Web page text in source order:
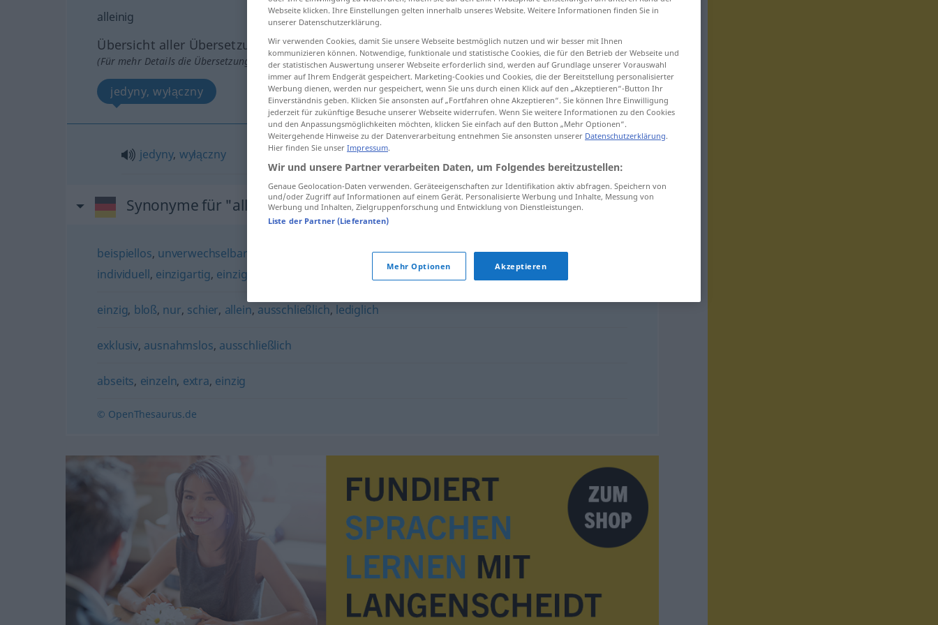
alleinig
Übersicht aller Übersetzungen
(Für mehr Details die Übersetzung anklicken/antippen)
jedyny, wyłączny
jedyny, wyłączny
Synonyme für "alleinig"
beispiellos, unverwechselbar (ugs.) einmalig,unnachahmlich,sondergleichen (geh.)
individuell, einzigartig, einzig
einzig, bloß, nur, schier, allein, ausschließlich, lediglich
exklusiv, ausnahmslos, ausschließlich
abseits, einzeln, extra, einzig
© OpenThesaurus.de
Webseite klicken. Ihre Einstellungen gelten innerhalb unseres Website. Weitere Informationen finden Sie in
unserer Datenschutzerklärung.
Wir verwenden Cookies, damit Sie unsere Webseite bestmöglich nutzen und wir besser mit Ihnen
kommunizieren können. Notwendige, funktionale und statistische Cookies, die für den Betrieb der Webseite und
der statistischen Auswertung unserer Webseite erforderlich sind, werden auf Grundlage unserer Vorauswahl
immer auf Ihrem Endgerät gespeichert. Marketing-Cookies und Cookies, die der Bereitstellung personalisierter
Werbung dienen, werden nur gespeichert, wenn Sie uns durch einen Klick auf den „Akzeptieren“-Button Ihr
Einverständnis geben. Klicken Sie ansonsten auf „Fortfahren ohne Akzeptieren“. Sie können Ihre Einwilligung
jederzeit für zukünftige Besuche unserer Webseite widerrufen. Wenn Sie weitere Informationen zu den Cookies
und den Anpassungsmöglichkeiten möchten, klicken Sie einfach auf den Button „Mehr Optionen“.
Weitergehende Hinweise zu der Datenverarbeitung entnehmen Sie ansonsten unserer Datenschutzerklärung.
Hier finden Sie unser Impressum.
Wir und unsere Partner verarbeiten Daten, um Folgendes bereitzustellen:
Genaue Geolocation-Daten verwenden. Geräteeigenschaften zur Identifikation aktiv abfragen. Speichern von
und/oder Zugriff auf Informationen auf einem Gerät. Personalisierte Werbung und Inhalte, Messung von
Werbung und Inhalten, Zielgruppenforschung und Entwicklung von Dienstleistungen.
Liste der Partner (Lieferanten)
Mehr Optionen Akzeptieren